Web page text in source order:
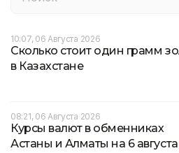
10:07, 06 Августа 2026
Сколько стоит один грамм
в Казахстане
08:21, 06 Августа 2026
Курсы валют в обменниках
Астаны и Алматы на 6 августа